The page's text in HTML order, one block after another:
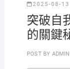
2025-08-13
突破自
的關鍵
POST BY ADMIN